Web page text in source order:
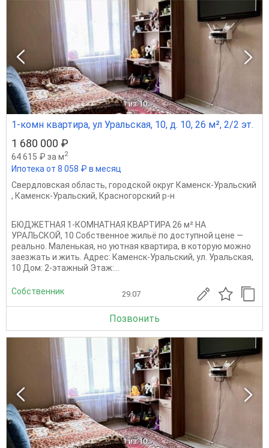
1 из 10
1-комн квартира, ул Уральская, 10, д. 10, 26 м², 2/2 эт.
1 680 000 ₽
64 615 ₽ за м2
Ипотека от 8 058 ₽ в месяц
Свердловская область, городской округ Каменск-Уральский
, Каменск-Уральский, Красногорский р-н
БЮДЖЕТНАЯ 1-КОМНАТНАЯ КВАРТИРА 26 м² НА
УРАЛЬСКОЙ, 10 Собственное жильё по доступной цене —
реально. Маленькая, но уютная квартира, в которую можно
заезжать и жить. Адрес: Каменск-Уральский, ул. Уральская,
10 Дом: 2-этажный Этаж:...
Собственник 29.07
Позвонить
1 из 10